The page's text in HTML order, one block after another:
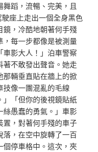
蹈，流暢、完美，且
座上走出一個全身黑色
鏡，冷酷地朝著何手殘
，每一步都像是被測量
影大人！」泊車警察
不敢發出聲音。她走
那輛垂直貼在牆上的掀
技像一團混亂的毛線
」「但你的後視鏡貼紙
愚蠢的勇氣。」車影
置，對著何手殘的車子
，在空中旋轉了一百
個停車格中。這次，夾